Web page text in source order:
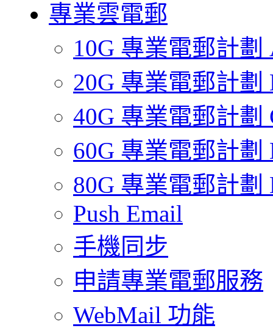
專業雲電郵
10G 專業電郵計劃
20G 專業電郵計劃
40G 專業電郵計劃
60G 專業電郵計劃
80G 專業電郵計劃
Push Email
手機同步
申請專業電郵服務
WebMail 功能